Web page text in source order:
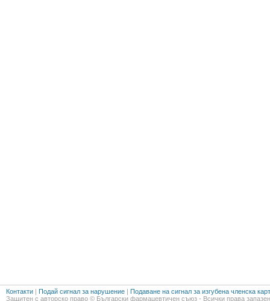
Контакти | Подай сигнал за нарушение | Подаване на сигнал за изгубена членска
Защитен с авторско право © Български фармацевтичен съюз - Всички права